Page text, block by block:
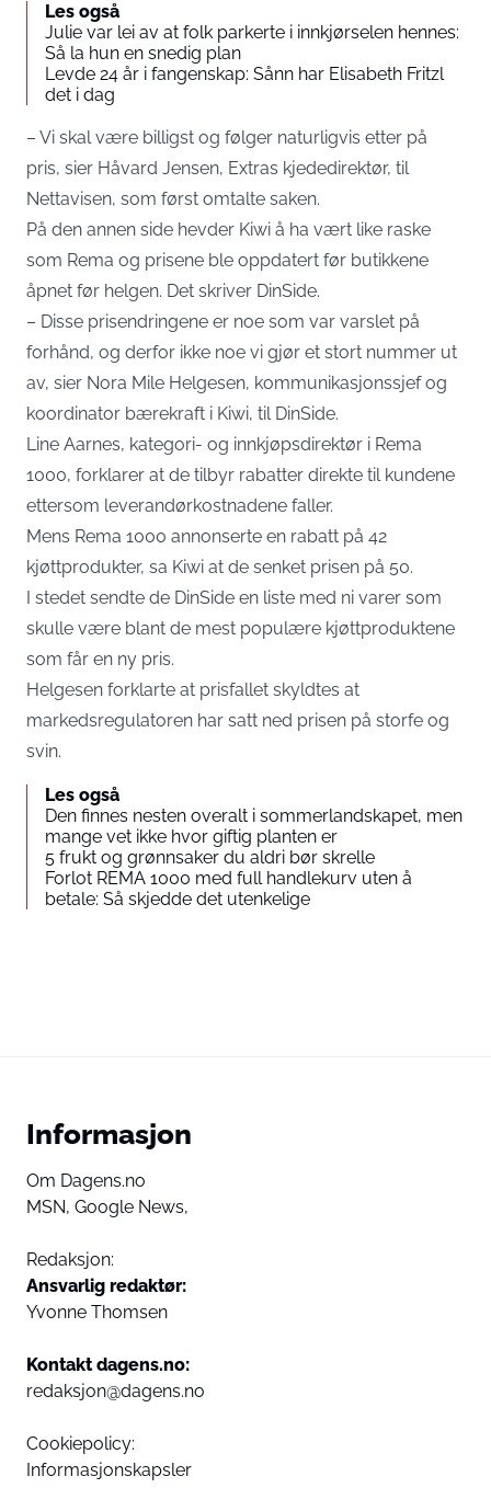
Les også
Julie var lei av at folk parkerte i innkjørselen hennes:
Så la hun en snedig plan
Levde 24 år i fangenskap: Sånn har Elisabeth Fritzl
det i dag
– Vi skal være billigst og følger naturligvis etter på
pris, sier Håvard Jensen, Extras kjededirektør, til
Nettavisen, som først omtalte saken.
På den annen side hevder Kiwi å ha vært like raske
som Rema og prisene ble oppdatert før butikkene
åpnet før helgen. Det skriver DinSide.
– Disse prisendringene er noe som var varslet på
forhånd, og derfor ikke noe vi gjør et stort nummer ut
av, sier Nora Mile Helgesen, kommunikasjonssjef og
koordinator bærekraft i Kiwi, til DinSide.
Line Aarnes, kategori- og innkjøpsdirektør i Rema
1000, forklarer at de tilbyr rabatter direkte til kundene
ettersom leverandørkostnadene faller.
Mens Rema 1000 annonserte en rabatt på 42
kjøttprodukter, sa Kiwi at de senket prisen på 50.
I stedet sendte de DinSide en liste med ni varer som
skulle være blant de mest populære kjøttproduktene
som får en ny pris.
Helgesen forklarte at prisfallet skyldtes at
markedsregulatoren har satt ned prisen på storfe og
svin.
Les også
Den finnes nesten overalt i sommerlandskapet, men
mange vet ikke hvor giftig planten er
5 frukt og grønnsaker du aldri bør skrelle
Forlot REMA 1000 med full handlekurv uten å
betale: Så skjedde det utenkelige
Informasjon
Om Dagens.no
MSN, Google News,
Redaksjon:
Ansvarlig redaktør:
Yvonne Thomsen
Kontakt dagens.no:
redaksjon@dagens.no
Cookiepolicy:
Informasjonskapsler